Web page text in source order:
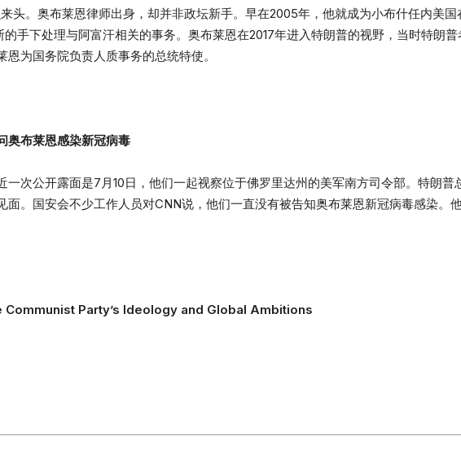
头。奥布莱恩律师出身，却并非政坛新手。早在2005年，他就成为小布什任内美国
手下处理与阿富汗相关的事务。奥布莱恩在2017年进入特朗普的视野，当时特朗
为国务院负责人质事务的总统特使。
奥布莱恩感染新冠病毒
一次公开露面是7月10日，他们一起视察位于佛罗里达州的美军南方司令部。特朗普
面。国安会不少工作人员对CNN说，他们一直没有被告知奥布莱恩新冠病毒感染。
Communist Party’s Ideology and Global Ambitions